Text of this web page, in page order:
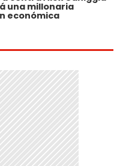
una millonaria
económica